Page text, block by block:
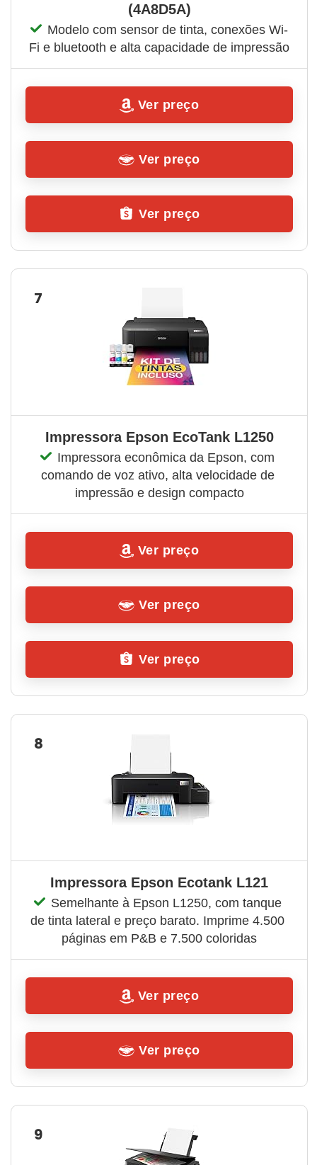
(4A8D5A)
Modelo com sensor de tinta, conexões Wi-
Fi e bluetooth e alta capacidade de impressão
Ver preço
Ver preço
Ver preço
7
Impressora Epson EcoTank L1250
Impressora econômica da Epson, com
comando de voz ativo, alta velocidade de
impressão e design compacto
Ver preço
Ver preço
Ver preço
8
Impressora Epson Ecotank L121
Semelhante à Epson L1250, com tanque
de tinta lateral e preço barato. Imprime 4.500
páginas em P&B e 7.500 coloridas
Ver preço
Ver preço
9